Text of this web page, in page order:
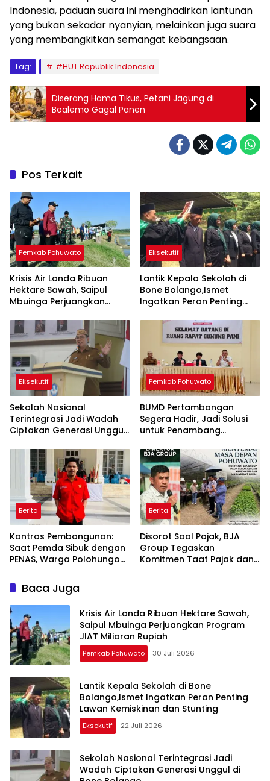
Indonesia, paduan suara ini menghadirkan lantunan
yang bukan sekadar nyanyian, melainkan juga suara
yang membangkitkan semangat kebangsaan.
Tag: #HUT Republik Indonesia
Diserang Hama Tikus, Petani Jagung di
Boalemo Gagal Panen
Pos Terkait
Pemkab Pohuwato
Krisis Air Landa Ribuan
Hektare Sawah, Saipul
Mbuinga Perjuangkan
Rupiah
Eksekutif
Lantik Kepala Sekolah di
Bone Bolango,Ismet
Ingatkan Peran Penting
Stunting
Eksekutif
Sekolah Nasional
Terintegrasi Jadi Wadah
Ciptakan Generasi Unggul
Pemkab Pohuwato
BUMD Pertambangan
Segera Hadir, Jadi Solusi
untuk Penambang
Berita
Kontras Pembangunan:
Saat Pemda Sibuk dengan
PENAS, Warga Polohungo
Berita
Disorot Soal Pajak, BJA
Group Tegaskan
Komitmen Taat Pajak dan
Baca Juga
Krisis Air Landa Ribuan Hektare Sawah,
Saipul Mbuinga Perjuangkan Program
JIAT Miliaran Rupiah
Pemkab Pohuwato 30 Juli 2026
Lantik Kepala Sekolah di Bone
Bolango,Ismet Ingatkan Peran Penting
Lawan Kemiskinan dan Stunting
Eksekutif 22 Juli 2026
Sekolah Nasional Terintegrasi Jadi
Wadah Ciptakan Generasi Unggul di